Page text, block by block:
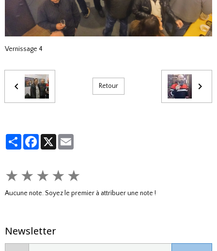
Vernissage 4
Retour
PartagerFacebook
X
★ ★ ★ ★ ★
Aucune note. Soyez le premier à attribuer une note !
Newsletter